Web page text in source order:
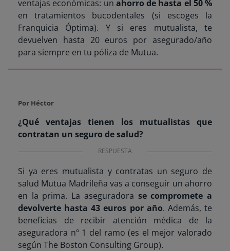
ventajas económicas: un ahorro de hasta el 50 %
en tratamientos bucodentales (si escoges la
Franquicia Óptima). Y si eres mutualista, te
devuelven hasta 20 euros por asegurado/año
para siempre en tu póliza de Mutua.
Por Héctor
¿Qué ventajas tienen los mutualistas que
contratan un seguro de salud?
RESPUESTA
Si ya eres mutualista y contratas un seguro de
salud Mutua Madrileña vas a conseguir un ahorro
en la prima. La aseguradora se compromete a
devolverte hasta 43 euros por año. Además, te
beneficias de recibir atención médica de la
aseguradora nº 1 del ramo (es el mejor valorado
según The Boston Consulting Group).